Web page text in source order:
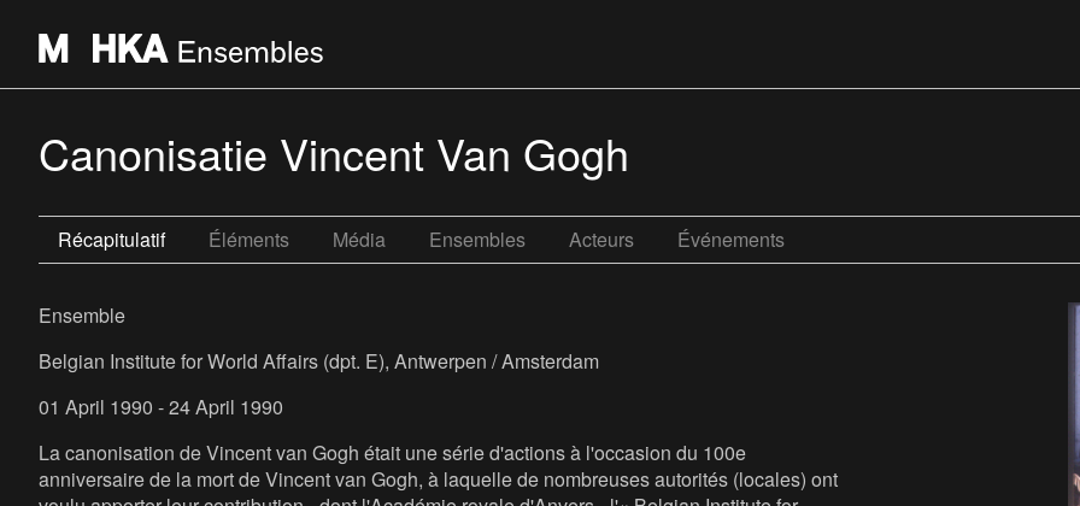
Canonisatie Vincent Van Gogh
Récapitulatif Éléments Média Ensembles Acteurs Événements
Ensemble
Belgian Institute for World Affairs (dpt. E), Antwerpen / Amsterdam
01 April 1990 - 24 April 1990
La canonisation de Vincent van Gogh était une série d'actions à l'occasion du 100e
anniversaire de la mort de Vincent van Gogh, à laquelle de nombreuses autorités (locales) ont